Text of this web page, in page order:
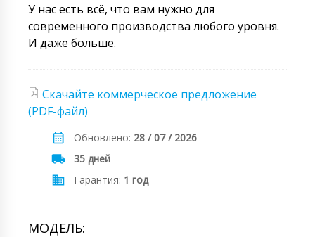
У нас есть всё, что вам нужно для
современного производства любого уровня.
И даже больше.
Скачайте коммерческое предложение
(PDF-файл)
Обновлено: 28 / 07 / 2026
35 дней
Гарантия: 1 год
МОДЕЛЬ: